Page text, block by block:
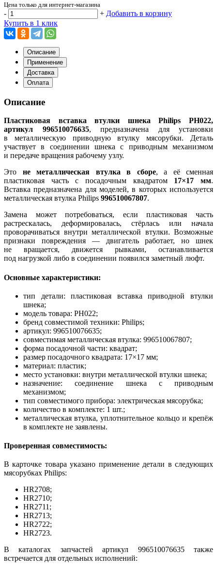
Цена только для интернет-магазина
- + Добавить в корзину
Купить в 1 клик
Описание
Применение
Доставка
Оплата
Описание
Пластиковая вставка втулки шнека Philips PH022,
артикул 996510076635, предназначена для установки
в металлическую приводную втулку мясорубки. Деталь
участвует в соединении шнека с приводным механизмом
и передаче вращения рабочему узлу.
Это не металлическая втулка в сборе, а её сменная
пластиковая часть с посадочным квадратом 17×17 мм.
Вставка предназначена для моделей, в которых используется
металлическая втулка Philips 996510067807.
Замена может потребоваться, если пластиковая часть
растрескалась, деформировалась, стёрлась или начала
проворачиваться внутри металлической втулки. Возможные
признаки повреждения — двигатель работает, но шнек
не вращается, движется рывками, останавливается
под нагрузкой либо в соединении появился заметный люфт.
Основные характеристики:
тип детали: пластиковая вставка приводной втулки
шнека;
модель товара: PH022;
бренд совместимой техники: Philips;
артикул: 996510076635;
совместимая металлическая втулка: 996510067807;
форма посадочной части: квадрат;
размер посадочного квадрата: 17×17 мм;
материал: пластик;
место установки: внутри металлической втулки шнека;
назначение: соединение шнека с приводным
механизмом;
тип совместимого прибора: электрическая мясорубка;
количество в комплекте: 1 шт.;
металлическая втулка, уплотнительное кольцо и крепёж
в комплекте не заявлены.
Проверенная совместимость:
В карточке товара указано применение детали в следующих
мясорубках Philips:
HR2708;
HR2710;
HR2711;
HR2713;
HR2722;
HR2723.
В каталогах запчастей артикул 996510076635 также
встречается для отдельных исполнений: